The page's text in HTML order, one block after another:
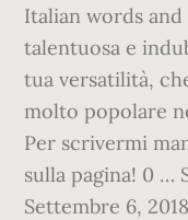
Italian words and
talentuosa e
tua versatilità,
molto popolare
Per scrivermi
sulla pagina! 0 …
Settembre 6,